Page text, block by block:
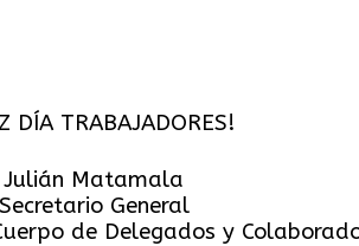
DÍA TRABAJADORES!
Julián Matamala
Secretario General
de Delegados y